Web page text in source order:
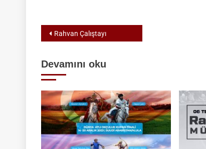
Yazı
Rahvan Çalıştayı
Devamını oku